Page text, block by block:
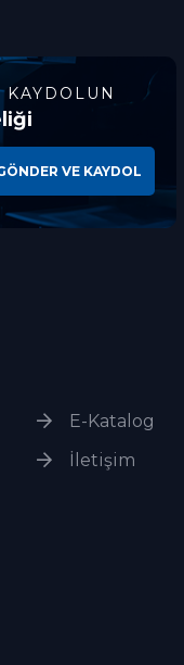
KAYDOLUN
VE KAYDOL
E-Katalog
İletişim